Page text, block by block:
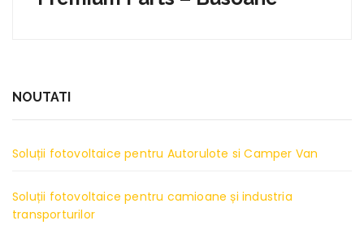
NOUTATI
Soluții fotovoltaice pentru Autorulote si Camper Van
Soluții fotovoltaice pentru camioane și industria
transporturilor